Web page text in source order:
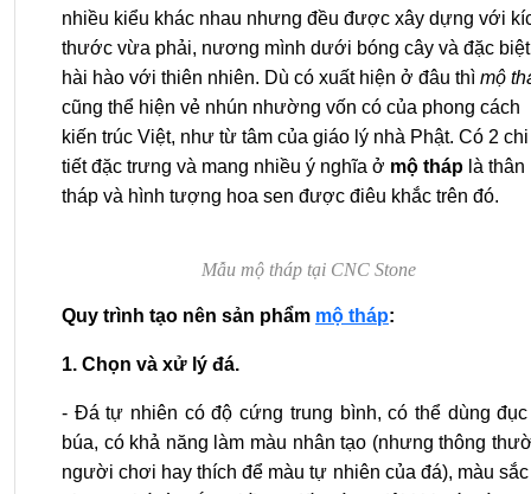
nhiều kiểu khác nhau nhưng đều được xây dựng với
thước vừa phải, nương mình dưới bóng cây và đặc
hài hào với thiên nhiên. Dù có xuất hiện ở đâu thì mộ
cũng thể hiện vẻ nhún nhường vốn có của phong cách
kiến trúc Việt, như từ tâm của giáo lý nhà Phật. Có 2 chi
tiết đặc trưng và mang nhiều ý nghĩa ở mộ tháp là thân
tháp và hình tượng hoa sen được điêu khắc trên đó.
Mẫu mộ tháp tại CNC Stone
Quy trình tạo nên sản phẩm mộ tháp:
1. Chọn và xử lý đá.
- Đá tự nhiên có độ cứng trung bình, có thể dùng
búa, có khả năng làm màu nhân tạo (nhưng thông
người chơi hay thích để màu tự nhiên của đá), màu